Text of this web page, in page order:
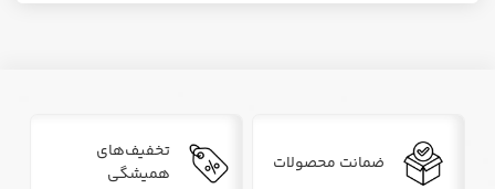
ضمانت محصولات
تخفیف‌های
همیشگی